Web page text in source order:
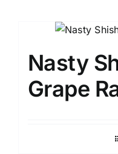
Nasty
Grape